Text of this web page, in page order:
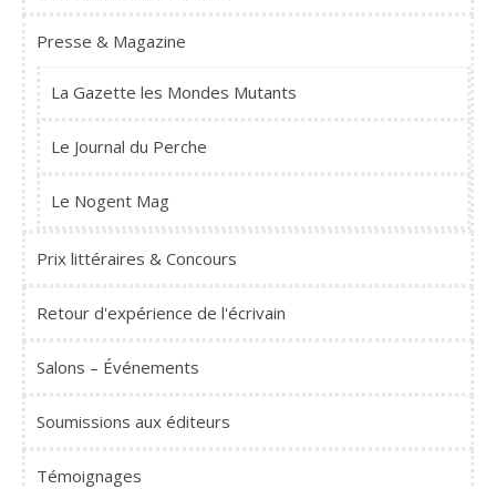
Presse & Magazine
La Gazette les Mondes Mutants
Le Journal du Perche
Le Nogent Mag
Prix littéraires & Concours
Retour d'expérience de l'écrivain
Salons – Événements
Soumissions aux éditeurs
Témoignages